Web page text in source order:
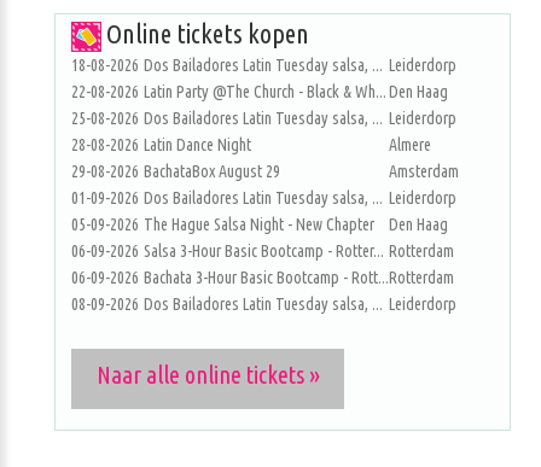
Online tickets kopen
18-08-2026 Dos Bailadores Latin Tuesday salsa, ... Leiderdorp
22-08-2026 Latin Party @The Church - Black & Wh...Den Haag
25-08-2026 Dos Bailadores Latin Tuesday salsa, ... Leiderdorp
28-08-2026 Latin Dance Night
Almere
29-08-2026 BachataBox August 29
Amsterdam
01-09-2026 Dos Bailadores Latin Tuesday salsa, ... Leiderdorp
05-09-2026 The Hague Salsa Night - New Chapter
Den Haag
06-09-2026 Salsa 3-Hour Basic Bootcamp - Rotter... Rotterdam
06-09-2026 Bachata 3-Hour Basic Bootcamp - Rott...Rotterdam
08-09-2026 Dos Bailadores Latin Tuesday salsa, ... Leiderdorp
Naar alle online tickets »